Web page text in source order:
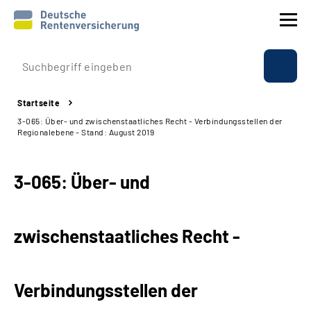
Prävention
Reha
Beratung & Kontakt
Experten
Startseite
3-065: Über- und zwischenstaatliches Recht - Verbindungsstellen der
Regionalebene - Stand: August 2019
3-065: Über- und
zwischenstaatliches Recht -
Verbindungsstellen der